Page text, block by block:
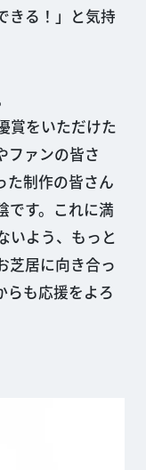
きる！」と気持
をいただけた
ファンの皆さ
た制作の皆さん
です。これに満
いよう、もっと
芝居に向き合っ
らも応援をよろ